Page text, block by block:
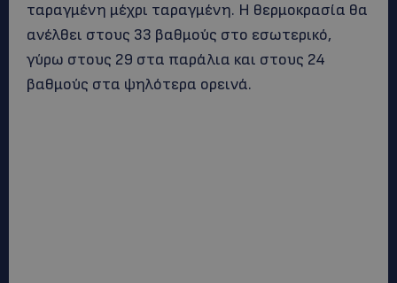
ταραγμένη μέχρι ταραγμένη. Η θερμοκρασία θα
ανέλθει στους 33 βαθμούς στο εσωτερικό,
γύρω στους 29 στα παράλια και στους 24
βαθμούς στα ψηλότερα ορεινά.